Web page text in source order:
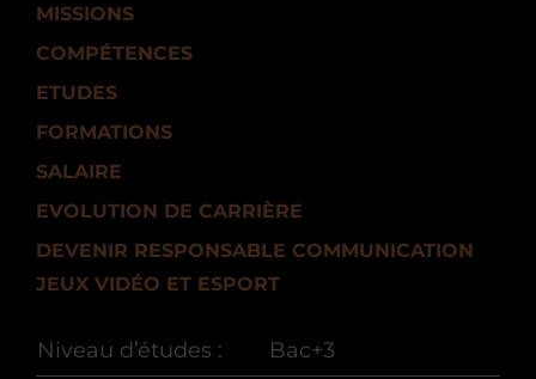
MISSIONS
COMPÉTENCES
ETUDES
FORMATIONS
SALAIRE
EVOLUTION DE CARRIÈRE
DEVENIR RESPONSABLE COMMUNICATION
JEUX VIDÉO ET ESPORT
Niveau d’études :
Bac+3